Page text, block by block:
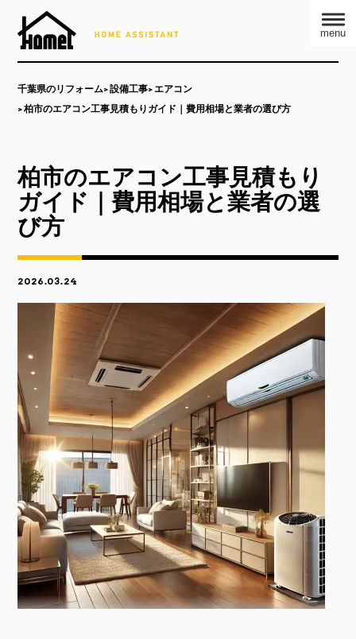
menu
千葉県のリフォーム 設備工事
エアコン
柏市のエアコン工事見積もりガイド｜費用相場と業者の選び方
柏市のエアコン工事見積もり
ガイド｜費用相場と業者の選
び方
2026.03.24